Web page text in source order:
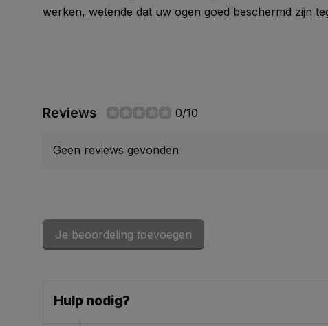
werken, wetende dat uw ogen goed beschermd zijn
Reviews 0/10
Geen reviews gevonden
Je beoordeling toevoegen
Hulp nodig?